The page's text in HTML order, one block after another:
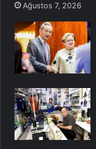
Ağustos 7, 2026